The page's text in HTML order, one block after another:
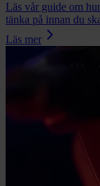
Läs vår guide om
tänka på innan du
Läs mer